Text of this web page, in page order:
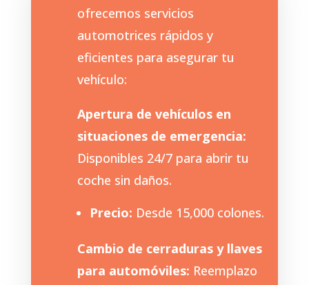
ofrecemos servicios
automotrices rápidos y
eficientes para asegurar tu
vehículo:
Apertura de vehículos en
situaciones de emergencia:
Disponibles 24/7 para abrir tu
coche sin daños.
Precio: Desde 15,000 colones.
Cambio de cerraduras y llaves
para automóviles: Reemplazo